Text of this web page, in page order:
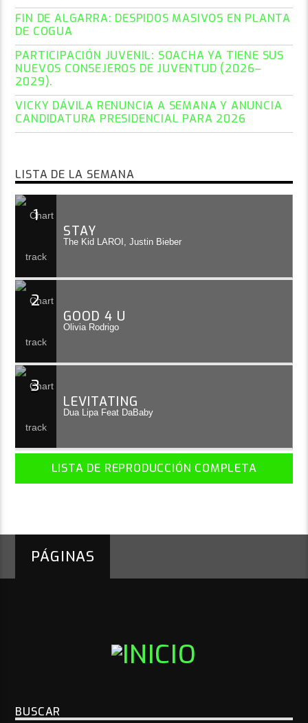
FIN DE ALGARRA: DESPIDOS MASIVOS EN PLANTA
DE COGUA
PARTICIPACIÓN JUVENIL: SOACHA YA TIENE SUS
NUEVOS CONSEJEROS DE JUVENTUD (2026–
2029).
VICKY DÁVILA RENUNCIA A SEMANA Y ANUNCIA
CANDIDATURA PRESIDENCIAL PARA 2026
LISTA DE LA SEMANA
1
STAY
The Kid LAROI, Justin Bieber
2
GOOD 4 U
Olivia Rodrigo
3
LEVITATING
Dua Lipa Feat DaBaby
LISTA DE REPRODUCCIÓN COMPLETA
PÁGINAS
BUSCAR